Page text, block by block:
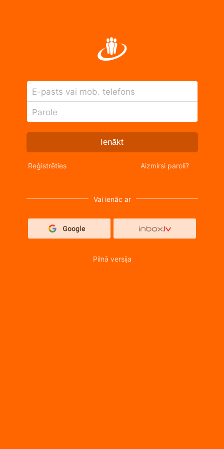
E-pasts vai mob. telefons
Parole
Ienākt
Reģistrēties Aizmirsi paroli?
Vai ienāc ar
Pilnā versija